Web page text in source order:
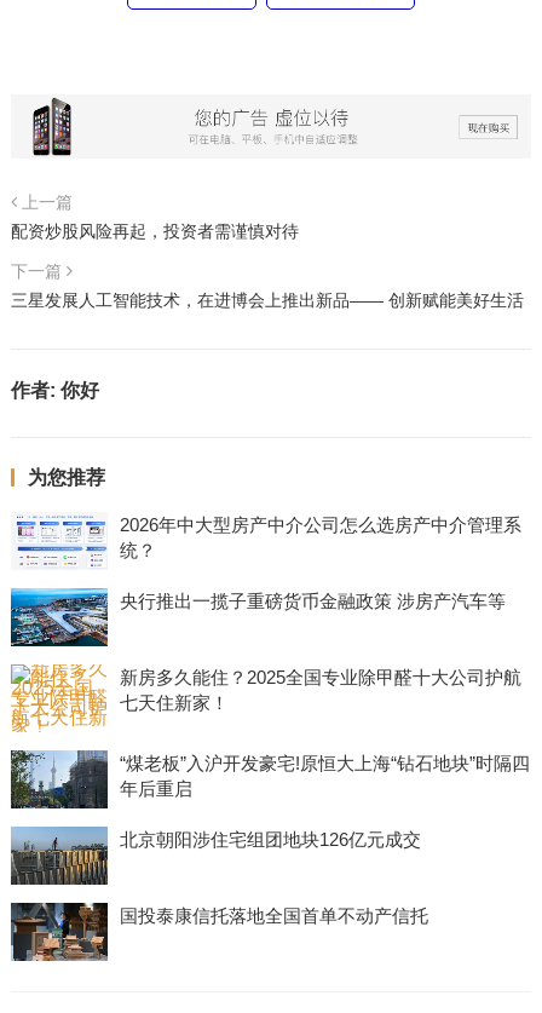
上一篇
配资炒股风险再起，投资者需谨慎对待
下一篇
三星发展人工智能技术，在进博会上推出新品—— 创新赋能美好生活
作者: 你好
为您推荐
2026年中大型房产中介公司怎么选房产中介管理系
统？
央行推出一揽子重磅货币金融政策 涉房产汽车等
新房多久能住？2025全国专业除甲醛十大公司护航
七天住新家！
“煤老板”入沪开发豪宅!原恒大上海“钻石地块”时隔四
年后重启
北京朝阳涉住宅组团地块126亿元成交
国投泰康信托落地全国首单不动产信托